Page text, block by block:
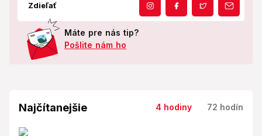
Zdieľať
Máte pre nás tip?
Pošlite nám ho
Najčítanejšie 4 hodiny 72 hodín